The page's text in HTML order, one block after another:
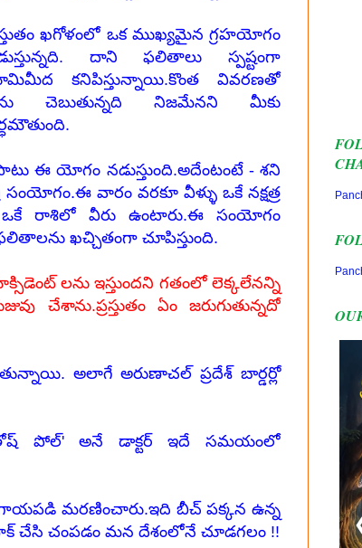
ఖగోళంలో ఒక ముఖ్యమైన గ్రహయోగం
దాని ఫలితాలు స్పష్టంగా
కనిపిస్తున్నాయి.కొంత వివరణతో
చెబుతున్నది నిజమేనని మీకు
ఈ యోగం నడుస్తుంది.అదేంటంటే - శని
సంయోగం.ఈ వారం వరకూ వీళ్ళు ఒకే నక్షత్ర
రాశిలో వీరు ఉంటారు.ఈ సంయోగం
ఖచ్చితంగా చూపిస్తుంది.
లను ఇస్తుందని గతంలో లెక్కలేనన్ని
చేశాను.ప్రస్తుతం ఏం జరుగుతున్నదో
అలాగే అరుణాచల్ ప్రదేశ్ బార్డర్లో
పోల్' అనే డాక్టర్ ఇదే సమయంలో
గాయపడి మరణించారు.ఇది బీచ్ పక్కన ఉన్న
చేసి చంపడం మన దేశంలోనే చూడగలం !!